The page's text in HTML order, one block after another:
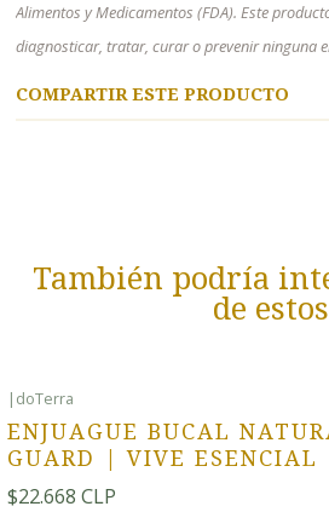
Alimentos y Medicamentos (FDA). Este
diagnosticar, tratar, curar o prevenir ninguna
COMPARTIR ESTE PRODUCTO
También podría
de estos
| doTerra
ENJUAGUE BUCAL
GUARD | VIVE ESENCIAL
$22.668 CLP